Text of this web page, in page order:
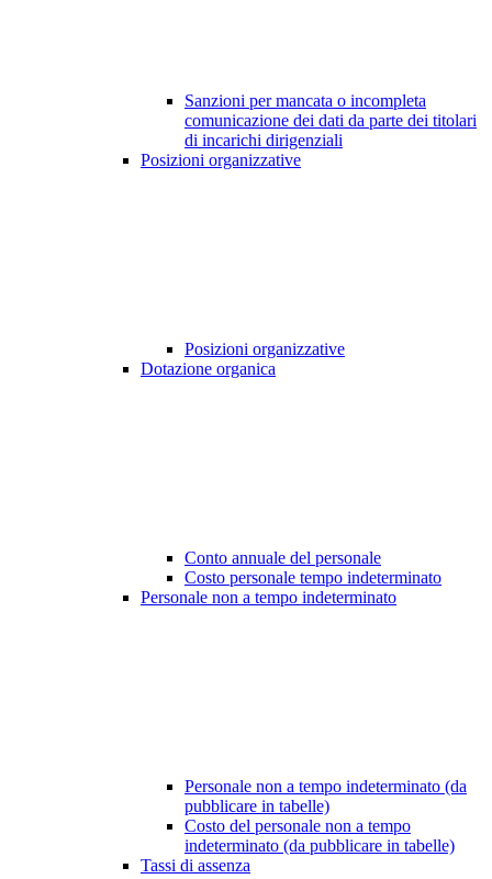
Sanzioni per mancata o incompleta
comunicazione dei dati da parte dei titolari
di incarichi dirigenziali
Posizioni organizzative
Posizioni organizzative
Dotazione organica
Conto annuale del personale
Costo personale tempo indeterminato
Personale non a tempo indeterminato
Personale non a tempo indeterminato (da
pubblicare in tabelle)
Costo del personale non a tempo
indeterminato (da pubblicare in tabelle)
Tassi di assenza